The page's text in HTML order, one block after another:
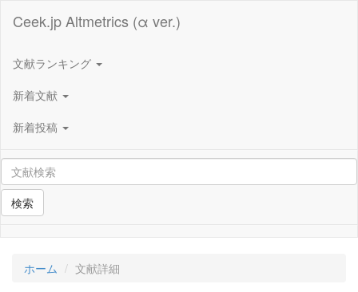
Ceek.jp Altmetrics (α ver.)
文献ランキング
新着文献
新着投稿
検索
ホーム 文献詳細